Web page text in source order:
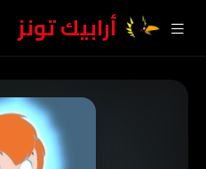
أرابيك تونز